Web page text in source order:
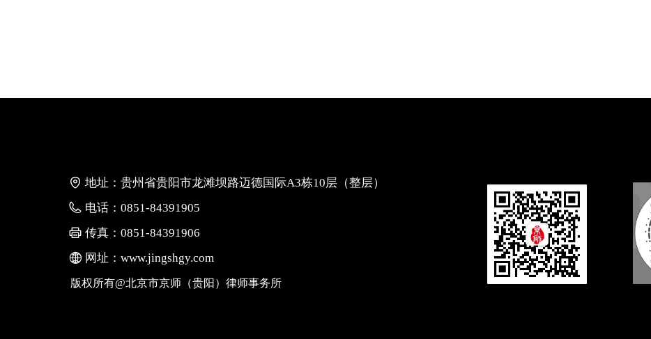
版权所有@北京市京师（贵阳）律师事务所
地址： 贵州省贵阳市龙滩坝路迈德国际A3栋10层（整层）
电话： 0851-84391905
传真： 0851-84391906
网址： www.jingshgy.com